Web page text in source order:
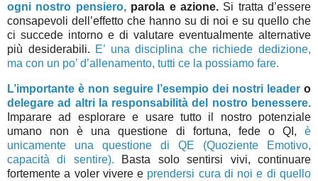
ogni nostro pensiero,parola e azione.Si tratta d’essere
consapevoli dell’effetto che hanno su di noi e su quello che
ci succede intorno e di valutare eventualmente alternative
più desiderabili. E’ una disciplina che richiede dedizione,
ma con un po’ d’allenamento, tutti ce la possiamo fare.
L’importante è non seguire l’esempio dei nostri leader o
delegare ad altri la responsabilità del nostro benessere.
Imparare ad esplorare e usare tutto il nostro potenziale
umano non è una questione di fortuna, fede o QI, è
unicamente una questione di QE (Quoziente Emotivo,
capacità di sentire). Basta solo sentirsi vivi, continuare
fortemente a voler vivere e prendersi cura di noi e di quello